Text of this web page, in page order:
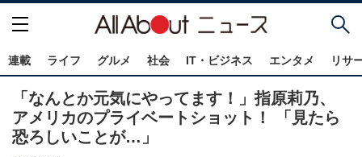
連載 ライフ グルメ 社会 IT・ビジネス エンタメ リサ
「なんとか元気にやってます！」指原莉乃、
アメリカのプライベートショット！ 「見たら
恐ろしいことが…」